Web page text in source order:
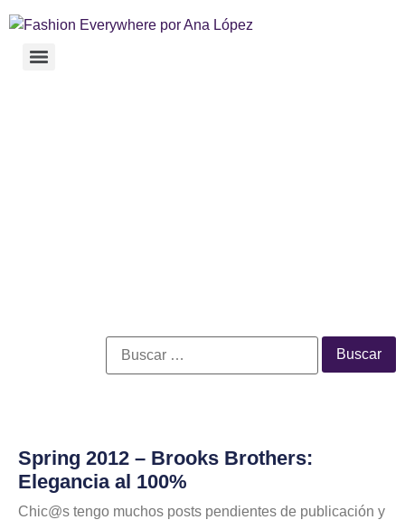
Spring 2012 – Brooks Brothers:
Elegancia al 100%
Chic@s tengo muchos posts pendientes de publicación y